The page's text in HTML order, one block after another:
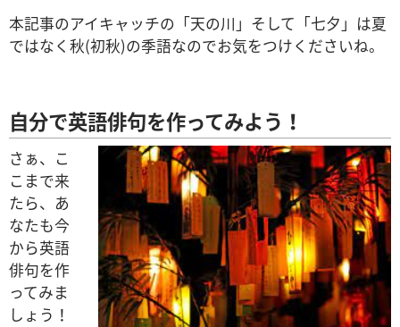
本記事のアイキャッチの「天の川」そして「七夕」は夏
ではなく秋(初秋)の季語なのでお気をつけくださいね。
自分で英語俳句を作ってみよう！
さぁ、こ
こまで来
たら、あ
なたも今
から英語
俳句を作
ってみま
しょう！